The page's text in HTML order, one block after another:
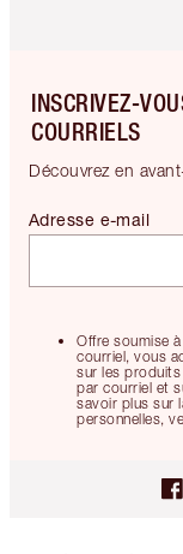
INSCRIVEZ-
COURRIELS
Découvrez en
Offre soumise
courriel, vous
sur les
par courriel et
savoir plus sur
personnelles,
Adresse e-mail